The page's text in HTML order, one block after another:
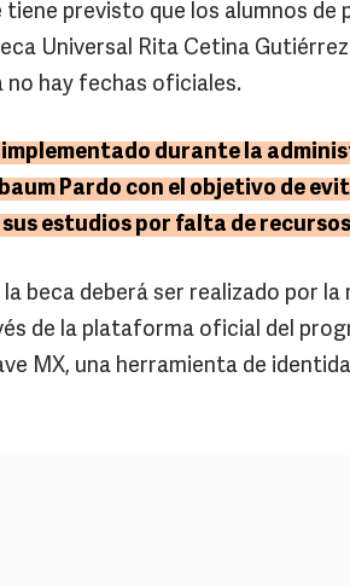
tiene previsto que los alumnos de
Universal Rita Cetina
no hay fechas oficiales.
durante la
Pardo con el objetivo de
estudios por falta de
beca deberá ser realizado por la
de la plataforma oficial del
MX, una herramienta de